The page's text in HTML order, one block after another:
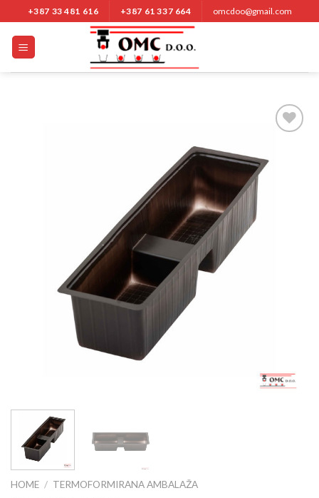
Nastavi
na
sadržaj
+387 33 481 616 +387 61 337 664 omcdoo@gmail.com
Wishlist
HOME / TERMOFORMIRANA AMBALAŽA